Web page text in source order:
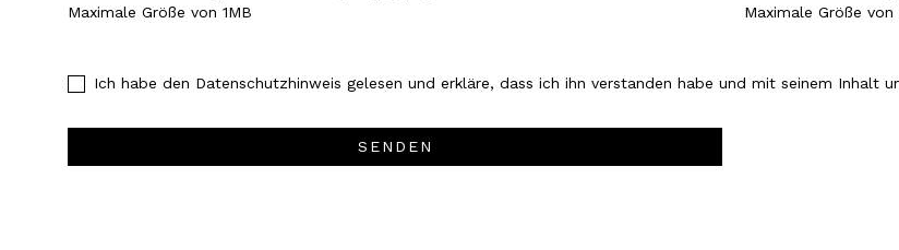
Maximale Größe von 1MB
Maximale Größe von
Ich habe den Datenschutzhinweis gelesen und erkläre, dass ich ihn verstanden habe und mit seinem Inhalt
SENDEN